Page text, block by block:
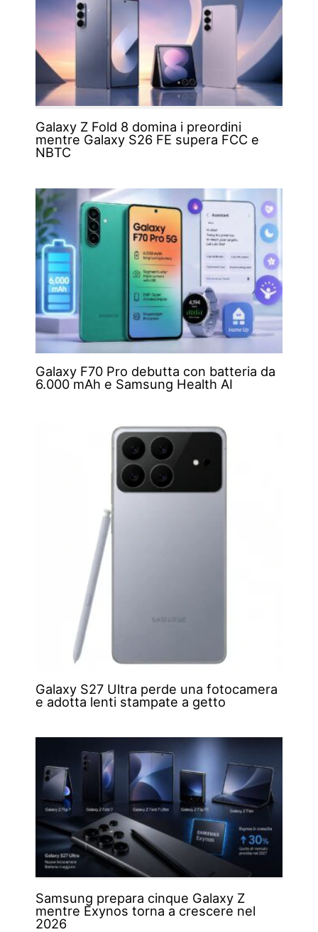
Galaxy Z Fold 8 domina i preordini
mentre Galaxy S26 FE supera FCC e
NBTC
Galaxy F70 Pro debutta con batteria da
6.000 mAh e Samsung Health AI
Galaxy S27 Ultra perde una fotocamera
e adotta lenti stampate a getto
Samsung prepara cinque Galaxy Z
mentre Exynos torna a crescere nel
2026